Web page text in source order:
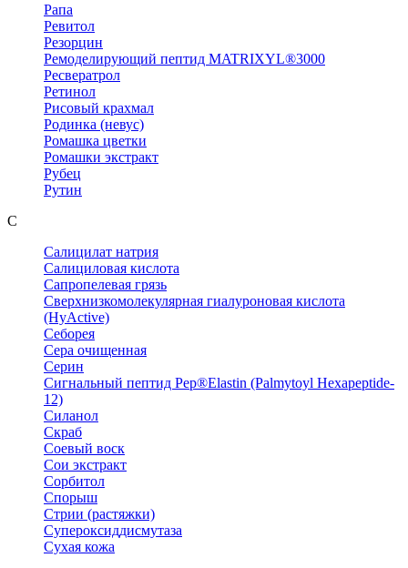
Рапа
Ревитол
Резорцин
Ремоделирующий пептид MATRIXYL®3000
Ресвератрол
Ретинол
Рисовый крахмал
Родинка (невус)
Ромашка цветки
Ромашки экстракт
Рубец
Рутин
С
Салицилат натрия
Салициловая кислота
Сапропелевая грязь
Сверхнизкомолекулярная гиалуроновая кислота
(HyActive)
Себорея
Сера очищенная
Серин
Сигнальный пептид Pep®Elastin (Palmytoyl Hexapeptide-
12)
Силанол
Скраб
Соевый воск
Сои экстракт
Сорбитол
Спорыш
Стрии (растяжки)
Супероксиддисмутаза
Сухая кожа